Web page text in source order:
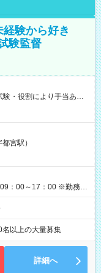
験から好き
験監督
払い）オプションあ
ほどで給与の一部を受け
憩1時間） 時給1,300円
役割により時給＋100
休憩なし） 時給1,300
＋交通費 【試用期
宮駅）
：00～17：00 ※勤務時
名以上の大量募集
詳細へ